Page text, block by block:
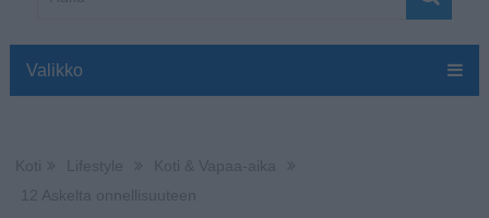
Valikko